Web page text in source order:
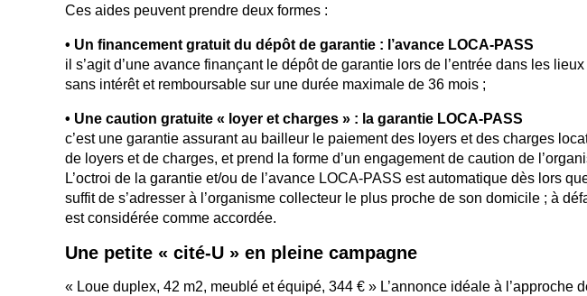
Ces aides peuvent prendre deux formes :
• Un financement gratuit du dépôt de garantie : l’avance LOCA-PASS
il s’agit d’une avance finançant le dépôt de garantie lors de l’entrée dans les
sans intérêt et remboursable sur une durée maximale de 36 mois ;
• Une caution gratuite « loyer et charges » : la garantie LOCA-PASS
c’est une garantie assurant au bailleur le paiement des loyers et des charges
de loyers et de charges, et prend la forme d’un engagement de caution de
L’octroi de la garantie et/ou de l’avance LOCA-PASS est automatique dès lors
suffit de s’adresser à l’organisme collecteur le plus proche de son domicile ; à
est considérée comme accordée.
Une petite « cité-U » en pleine campagne
« Loue duplex, 42 m2, meublé et équipé, 344 € » L’annonce idéale à l’approche